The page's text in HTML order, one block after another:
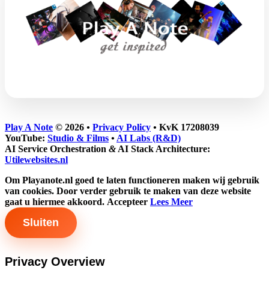
Play A Note © 2026 • Privacy Policy • KvK 17208039
YouTube: Studio & Films • AI Labs (R&D)
AI Service Orchestration &AI Stack Architecture:
Utilewebsites.nl
Om Playanote.nl goed te laten functioneren maken wij gebruik
van cookies. Door verder gebruik te maken van deze website
gaat u hiermee akkoord. Accepteer Lees Meer
Sluiten
Privacy Overview